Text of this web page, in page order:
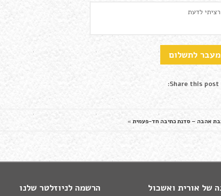
Share this post:
אהבה – סדנת כתיבה חד-פעמית »
הרשמה לניוזלטר שלנו
של אורית ואשכול